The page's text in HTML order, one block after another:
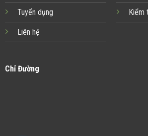
Tuyển dụng
Liên hệ
Kiểm
Chỉ Đường